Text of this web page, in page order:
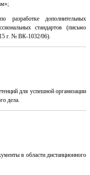
разработке дополнительных
стандартов (письмо
г. № ВК-1032/06).
для успешной организации
дела.
в области дистанционного